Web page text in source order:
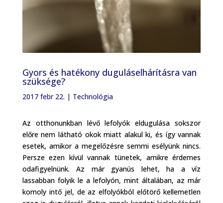
Gyors és hatékony duguláselhárításra van
szüksége?
2017 febr 22. | Technológia
Az otthonunkban lévő lefolyók eldugulása sokszor
előre nem látható okok miatt alakul ki, és így vannak
esetek, amikor a megelőzésre semmi esélyünk nincs.
Persze ezen kívül vannak tünetek, amikre érdemes
odafigyelnünk. Az már gyanús lehet, ha a víz
lassabban folyik le a lefolyón, mint általában, az már
komoly intő jel, de az elfolyókból előtörő kellemetlen